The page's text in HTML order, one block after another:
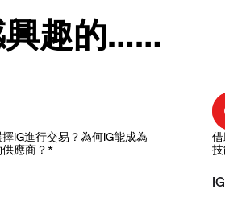
興趣的……
IG進行交易？為何IG能成為
供應商？*
技